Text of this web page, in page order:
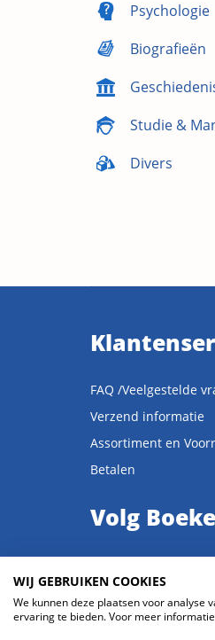
Psychologie
Biografieën
Studie &
Divers
FAQ /Veelgestelde
Verzend informatie
Assortiment en
Betalen
Volg
© 2026
WIJ GEBRUIKEN COOKIES
We kunnen deze plaatsen voor analyse
ervaring te bieden. Voor meer